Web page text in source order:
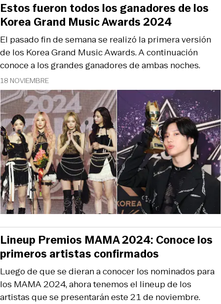
18 NOVIEMBRE
El pasado fin de semana se realizó la primera versión
de los Korea Grand Music Awards. A continuación
conoce a los grandes ganadores de ambas noches.
Estos fueron todos los ganadores de los
Korea Grand Music Awards 2024
Luego de que se dieran a conocer los nominados para
los MAMA 2024, ahora tenemos el lineup de los
artistas que se presentarán este 21 de noviembre.
Lineup Premios MAMA 2024: Conoce los
primeros artistas confirmados